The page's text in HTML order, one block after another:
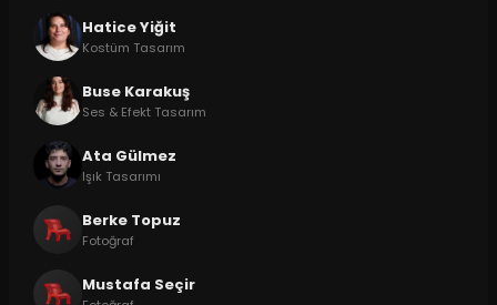
Hatice Yiğit
Kostüm Tasarım
Buse Karakuş
Ses & Efekt Tasarım
Ata Gülmez
Işık Tasarımı
Berke Topuz
Fotoğraf
Mustafa Seçir